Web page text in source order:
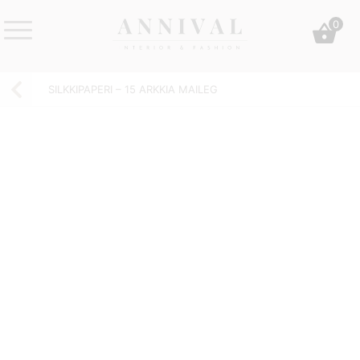
&
0
SILKKIPAPERI – 15 ARKKIA MAILEG